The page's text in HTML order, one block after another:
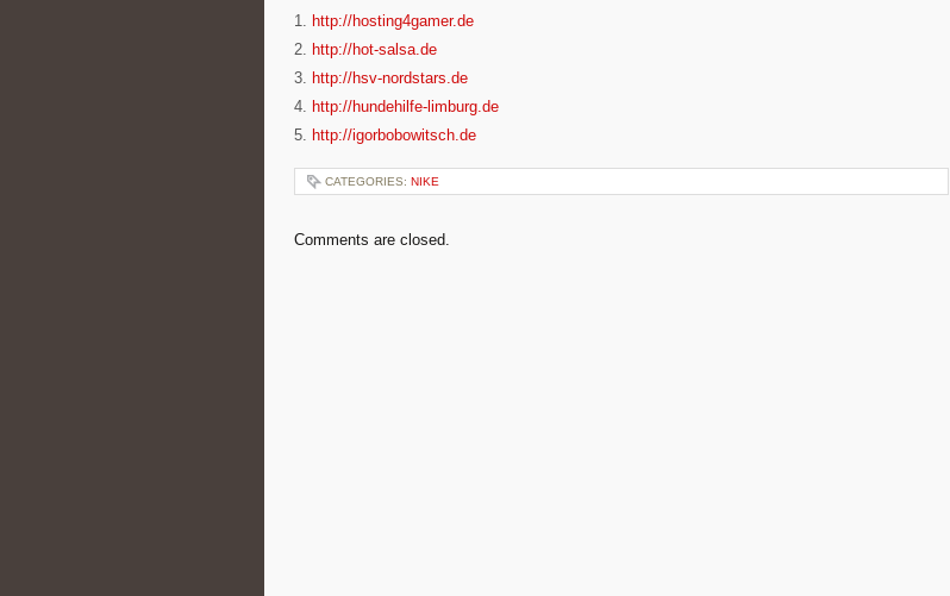
1. http://hosting4gamer.de
2. http://hot-salsa.de
3. http://hsv-nordstars.de
4. http://hundehilfe-limburg.de
5. http://igorbobowitsch.de
CATEGORIES: NIKE
Comments are closed.